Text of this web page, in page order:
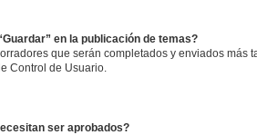
en la publicación de temas?
que serán completados y enviados más
Control de Usuario.
ser aprobados?